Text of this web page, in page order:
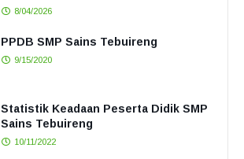
8/04/2026
PPDB SMP Sains Tebuireng
9/15/2020
Statistik Keadaan Peserta Didik SMP
Sains Tebuireng
10/11/2022